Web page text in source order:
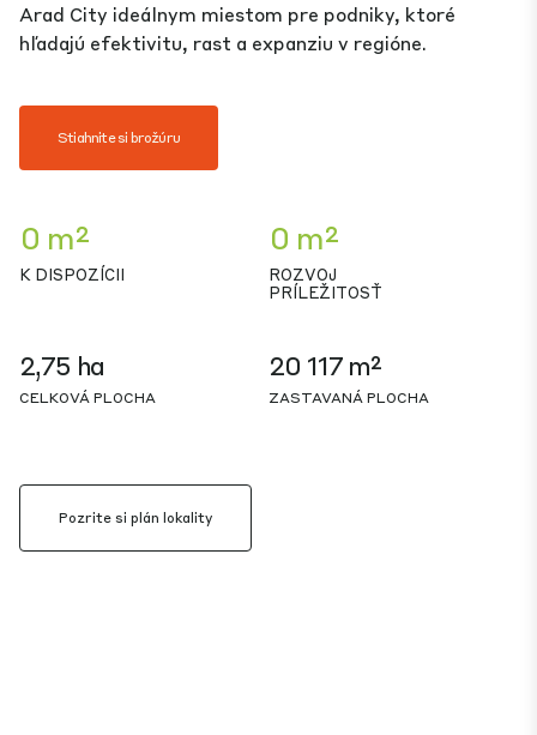
Arad City ideálnym miestom pre podniky, ktoré
hľadajú efektivitu, rast a expanziu v regióne.
Stiahnite si brožúru
0 m²
K DISPOZÍCII
0 m²
ROZVOJ
PRÍLEŽITOSŤ
2,75 ha
CELKOVÁ PLOCHA
20 117 m²
ZASTAVANÁ PLOCHA
Pozrite si plán lokality